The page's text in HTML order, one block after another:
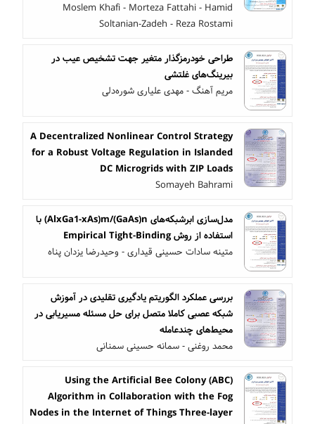
Moslem Khafi - Morteza Fattahi - Hamid
Soltanian-Zadeh - Reza Rostami
طراحی خودرمزگذار متغیر جهت تشخیص عیب در
بیرینگ‌های غلتشی
مریم آهنگ - مهدی علیاری شوره‌دلی
A Decentralized Nonlinear Control Strategy
for a Robust Voltage Regulation in Islanded
DC Microgrids with ZIP Loads
Somayeh Bahrami
مدل‌سازی ابرشبکه‌های AlxGa1-xAs)m/(GaAs)n) با
استفاده از روش Empirical Tight-Binding
متینه سادات حسینی قیداری - وحیدرضا یزدان پناه
بررسی عملکرد الگوریتم یادگیری تقلیدی در آموزش
شبکه عصبی کاملا متصل برای حل مسئله مسیریابی در
محیط‌های چندعامله
محمد روغنی - سمانه حسینی سمنانی
Using the Artificial Bee Colony (ABC)
Algorithm in Collaboration with the Fog
Nodes in the Internet of Things Three-layer